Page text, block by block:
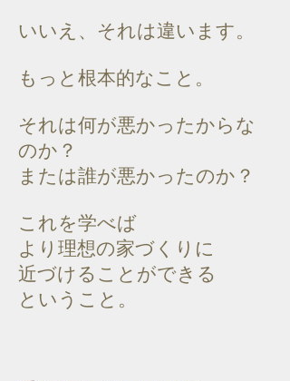
いいえ、それは違います。
もっと根本的なこと。
それは何が悪かったからな
のか？
または誰が悪かったのか？
これを学べば
より理想の家づくりに
近づけることができる
ということ。